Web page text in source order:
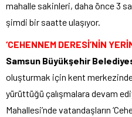
mahalle sakinleri, daha önce 3
şimdi bir saatte ulaşıyor.
‘CEHENNEM DERESİ’NİN
Samsun Büyükşehir
oluşturmak için kent
yürüttüğü çalışmalara devam
Mahallesi’nde vatandaşların